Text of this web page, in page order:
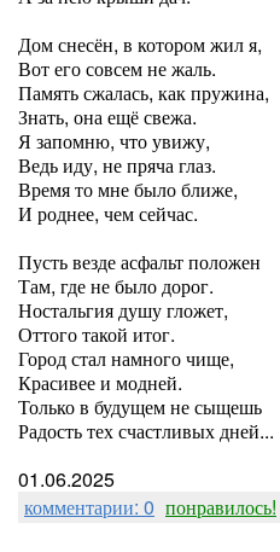
Дом снесён, в котором жил я,
Вот его совсем не жаль.
Память сжалась, как пружина,
Знать, она ещё свежа.
Я запомню, что увижу,
Ведь иду, не пряча глаз.
Время то мне было ближе,
И роднее, чем сейчас.
Пусть везде асфальт положен
Там, где не было дорог.
Ностальгия душу гложет,
Оттого такой итог.
Город стал намного чище,
Красивее и модней.
Только в будущем не сыщешь
Радость тех счастливых дней...
01.06.2025
комментарии: 0 понравилось!